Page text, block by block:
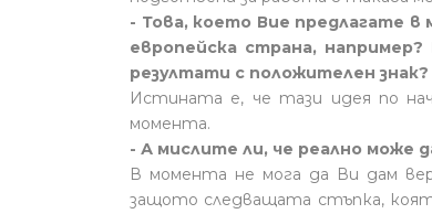
- Това, което Вие предлагате в
европейска страна,
резултати с положителен знак?
Истината е, че тази идея по
момента.
- А мислите ли, че реално може
В момента не мога да Ви дам
защото следващата стъпка,